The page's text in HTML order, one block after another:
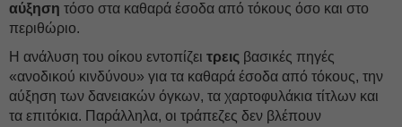
αύξηση τόσο στα καθαρά έσοδα από τόκους όσο και στο
περιθώριο.
Η ανάλυση του οίκου εντοπίζει τρεις βασικές πηγές
«ανοδικού κινδύνου» για τα καθαρά έσοδα από τόκους, την
αύξηση των δανειακών όγκων, τα χαρτοφυλάκια τίτλων και
τα επιτόκια. Παράλληλα, οι τράπεζες δεν βλέπουν